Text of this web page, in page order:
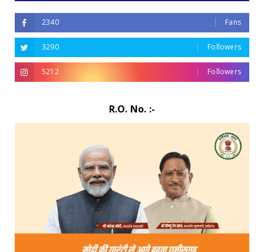
2340 Fans
3290 Followers
5212 Followers
R.O. No. :-